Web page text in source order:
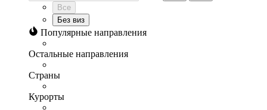
Все
Без виз
Популярные направления
Остальные направления
Страны
Курорты